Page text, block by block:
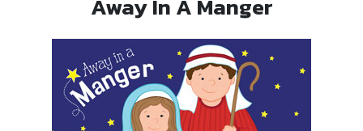
Away In A Manger